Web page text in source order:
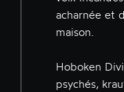
acharnée et
maison.
Hoboken
psychés,